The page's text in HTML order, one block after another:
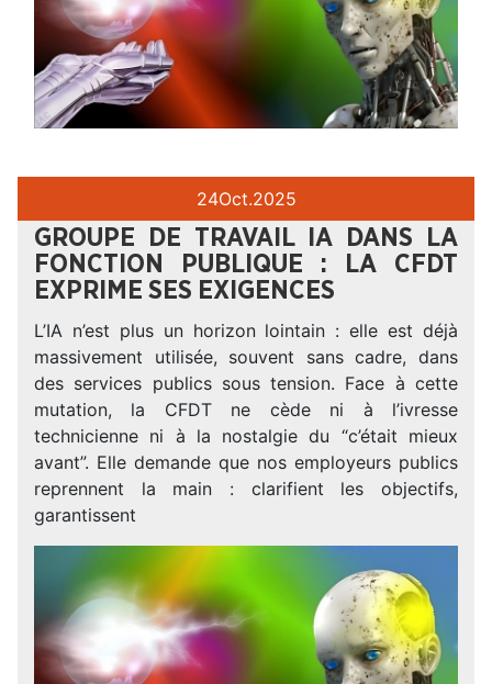
24Oct.2025
GROUPE DE TRAVAIL IA DANS LA
FONCTION PUBLIQUE : LA CFDT
EXPRIME SES EXIGENCES
L’IA n’est plus un horizon lointain : elle est déjà
massivement utilisée, souvent sans cadre, dans
des services publics sous tension. Face à cette
mutation, la CFDT ne cède ni à l’ivresse
technicienne ni à la nostalgie du “c’était mieux
avant”. Elle demande que nos employeurs publics
reprennent la main : clarifient les objectifs,
garantissent